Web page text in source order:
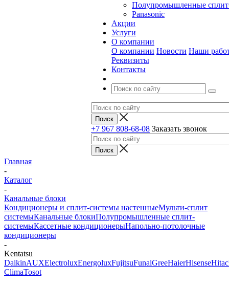
Полупромышленные
Panasonic
Акции
Услуги
О компании
О компании Новости Наши
Реквизиты
Контакты
+7 967 808-68-08 Заказать звонок
Главная
-
Каталог
-
Канальные блоки
Кондиционеры и сплит-системы настенныеМульти-сплит
системыКанальные блокиПолупромышленные сплит-
системыКассетные кондиционерыНапольно-потолочные
кондиционеры
-
Kentatsu
DаikinAUXElectroluxEnergoluxFujitsuFunaiGreeHaierHisense
ClimaTosot